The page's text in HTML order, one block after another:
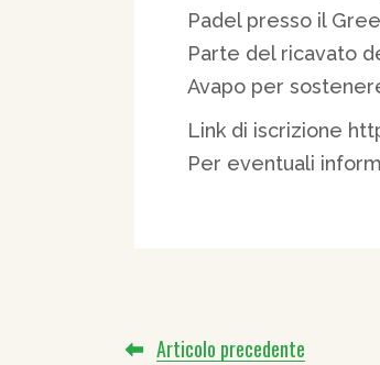
Padel presso il
Parte del ricavato
Avapo per
Link di iscrizione
Per eventuali
Articolo precedente